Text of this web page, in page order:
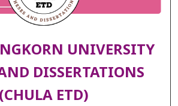
UNIVERSITY
DISSERTATIONS
(CHULA ETD)